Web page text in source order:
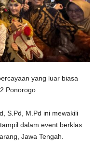
yang luar biasa
Ponorogo.
S.Pd, M.Pd ini mewakili
dalam event berklas
Jawa Tengah.